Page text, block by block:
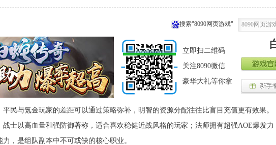
搜索"8090网页游戏"
立即扫二维码
关注8090微信
豪华大礼等你拿
平民与氪金玩家的差距可以通过策略弥补，明智的资源分配往往比盲目充值更有效果。
士以高血量和强防御著称，适合喜欢稳健近战风格的玩家；法师拥有超强AOE爆发
，是组队副本中不可或缺的核心职业。